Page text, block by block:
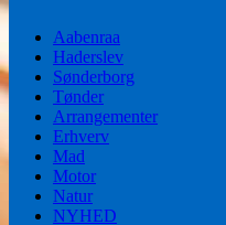
Aabenraa
Haderslev
Sønderborg
Tønder
Arrangementer
Erhverv
Mad
Motor
Natur
NYHED